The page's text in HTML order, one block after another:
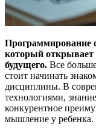
Программирование
который открывает
будущего. Все
стоит начинать
дисциплины. В
технологиями,
конкурентное
мышление у ребенка.